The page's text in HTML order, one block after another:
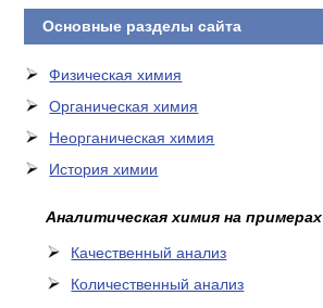
Основные разделы сайта
Физическая химия
Органическая химия
Неорганическая химия
История химии
Аналитическая химия на примерах
Качественный анализ
Количественный анализ